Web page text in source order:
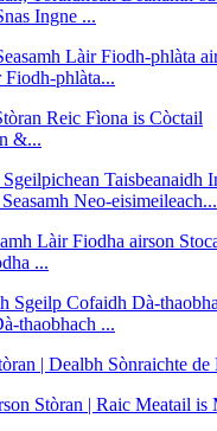
Ingne ...
phlàta...
&...
Neo-eisimeileach...
...
thaobhach ...